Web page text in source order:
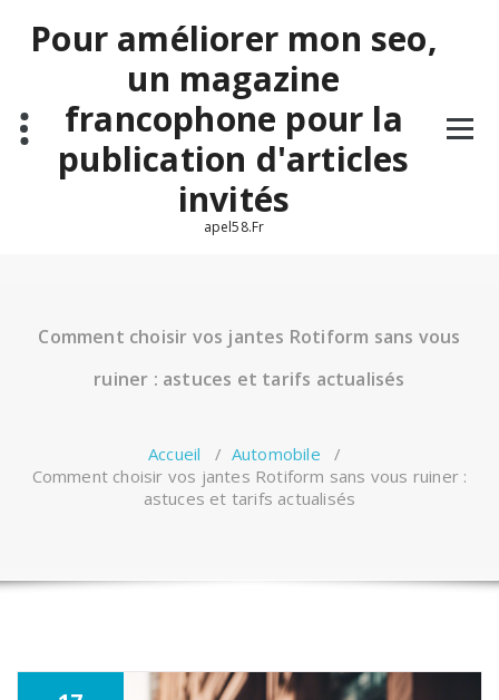
contenuPour améliorer mon seo,
un magazine
francophone pour la
publication d'articles
invités
apel58.Fr
Comment choisir vos jantes Rotiform sans vous
ruiner : astuces et tarifs actualisés
Accueil / Automobile /
Comment choisir vos jantes Rotiform sans vous ruiner :
astuces et tarifs actualisés